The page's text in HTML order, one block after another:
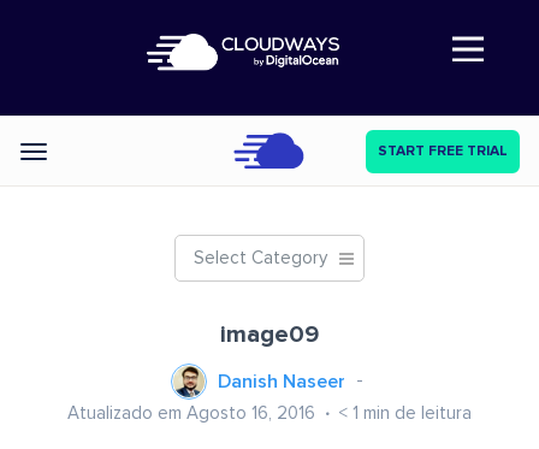
Abre a navegação
Categories START FREE TRIAL
Select Category
image09
Danish Naseer
Atualizado em Agosto 16, 2016 < 1 min de leitura